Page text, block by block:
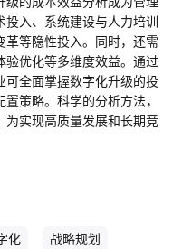
投入、系统建设与人力培训
革等隐性投入。同时，还需
优化等多维度效益。通过
可全面掌握数字化升级的投
策略。科学的分析方法，
为实现高质量发展和长期竞
化 战略规划